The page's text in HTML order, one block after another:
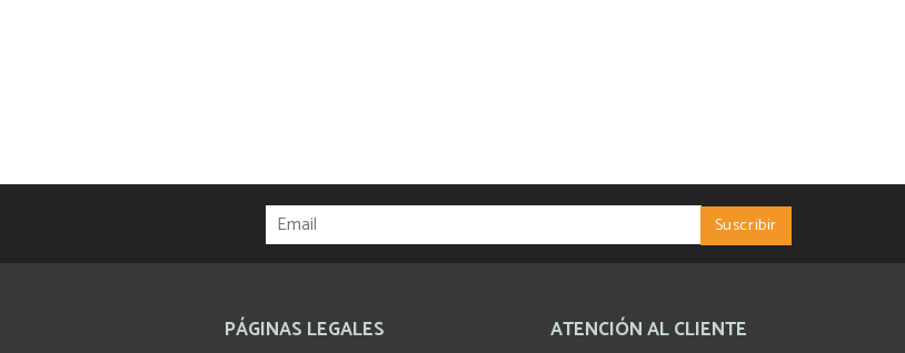
PÁGINAS LEGALES ATENCIÓN AL CLIENTE